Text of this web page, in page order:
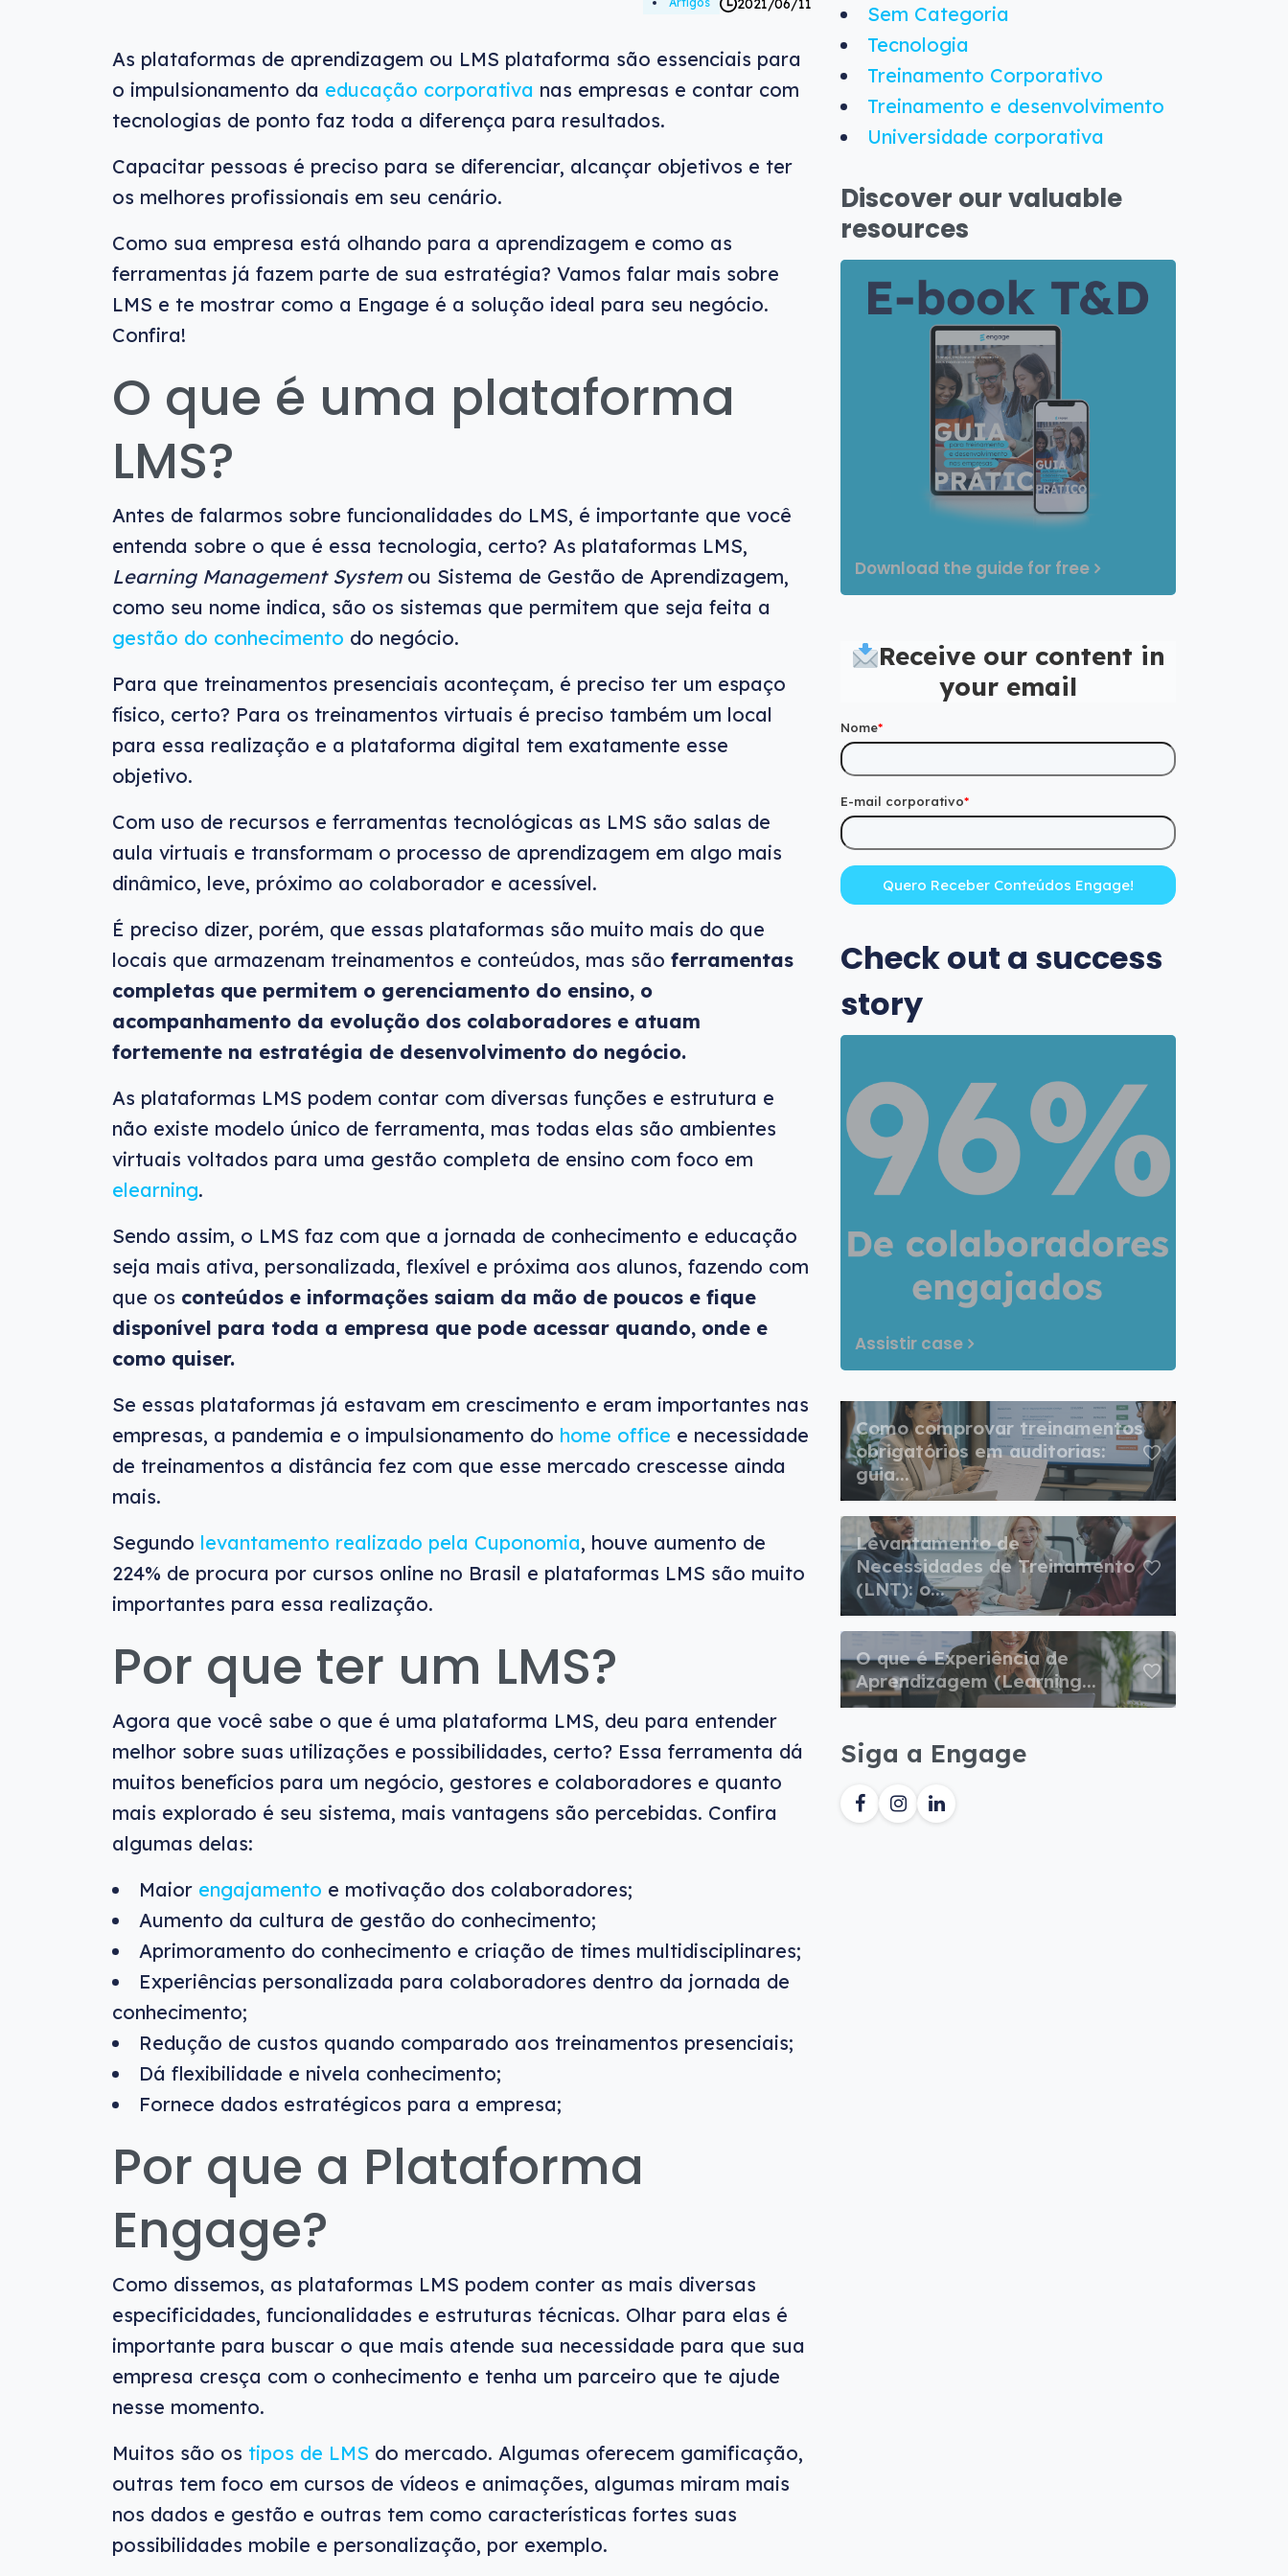
As plataformas de aprendizagem ou LMS plataforma são essenciais para
o impulsionamento da educação corporativa nas empresas e contar com
tecnologias de ponto faz toda a diferença para resultados.
Capacitar pessoas é preciso para se diferenciar, alcançar objetivos e ter
os melhores profissionais em seu cenário.
Como sua empresa está olhando para a aprendizagem e como as
ferramentas já fazem parte de sua estratégia? Vamos falar mais sobre
LMS e te mostrar como a Engage é a solução ideal para seu negócio.
Confira!
O que é uma plataforma
LMS?
Antes de falarmos sobre funcionalidades do LMS, é importante que você
entenda sobre o que é essa tecnologia, certo? As plataformas LMS,
Learning Management Systemou Sistema de Gestão de Aprendizagem,
como seu nome indica, são os sistemas que permitem que seja feita a
gestão do conhecimento do negócio.
Para que treinamentos presenciais aconteçam, é preciso ter um espaço
físico, certo? Para os treinamentos virtuais é preciso também um local
para essa realização e a plataforma digital tem exatamente esse
objetivo.
Com uso de recursos e ferramentas tecnológicas as LMS são salas de
aula virtuais e transformam o processo de aprendizagem em algo mais
dinâmico, leve, próximo ao colaborador e acessível.
É preciso dizer, porém, que essas plataformas são muito mais do que
locais que armazenam treinamentos e conteúdos, mas são ferramentas
completas que permitem o gerenciamento do ensino, o
acompanhamento da evolução dos colaboradores e atuam
fortemente na estratégia de desenvolvimento do negócio.
As plataformas LMS podem contar com diversas funções e estrutura e
não existe modelo único de ferramenta, mas todas elas são ambientes
virtuais voltados para uma gestão completa de ensino com foco em
elearning.
Sendo assim, o LMS faz com que a jornada de conhecimento e educação
seja mais ativa, personalizada, flexível e próxima aos alunos, fazendo com
que os conteúdos e informações saiam da mão de poucos e fique
disponível para toda a empresa que pode acessar quando, onde e
como quiser.
Se essas plataformas já estavam em crescimento e eram importantes nas
empresas, a pandemia e o impulsionamento do home office e necessidade
de treinamentos a distância fez com que esse mercado crescesse ainda
mais.
Segundo levantamento realizado pela Cuponomia, houve aumento de
224% de procura por cursos online no Brasil e plataformas LMS são muito
importantes para essa realização.
Por que ter um LMS?
Agora que você sabe o que é uma plataforma LMS, deu para entender
melhor sobre suas utilizações e possibilidades, certo? Essa ferramenta dá
muitos benefícios para um negócio, gestores e colaboradores e quanto
mais explorado é seu sistema, mais vantagens são percebidas. Confira
algumas delas:
Maior engajamento e motivação dos colaboradores;
Aumento da cultura de gestão do conhecimento;
Aprimoramento do conhecimento e criação de times multidisciplinares;
Experiências personalizada para colaboradores dentro da jornada de
conhecimento;
Redução de custos quando comparado aos treinamentos presenciais;
Dá flexibilidade e nivela conhecimento;
Fornece dados estratégicos para a empresa;
Por que a Plataforma
Engage?
Como dissemos, as plataformas LMS podem conter as mais diversas
especificidades, funcionalidades e estruturas técnicas. Olhar para elas é
importante para buscar o que mais atende sua necessidade para que sua
empresa cresça com o conhecimento e tenha um parceiro que te ajude
nesse momento.
Muitos são os tipos de LMS do mercado. Algumas oferecem gamificação,
outras tem foco em cursos de vídeos e animações, algumas miram mais
nos dados e gestão e outras tem como características fortes suas
possibilidades mobile e personalização, por exemplo.
Sem Categoria
Tecnologia
Treinamento Corporativo
Treinamento e desenvolvimento
Universidade corporativa
Discover our valuable
resources
Download the guide for free
Receive our content in
your email
Nome*
E-mail corporativo*
Check out a success
story
Assistir case
Como comprovar treinamentos
obrigatórios em auditorias:
guia...
Levantamento de
Necessidades de Treinamento
(LNT): o...
O que é Experiência de
Aprendizagem (Learning...
Siga a Engage